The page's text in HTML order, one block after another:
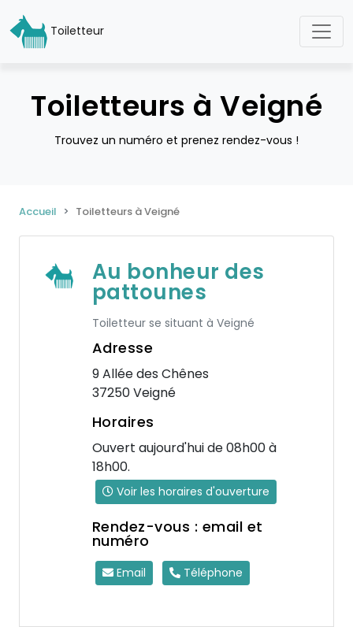
Toiletteur
Toiletteurs à Veigné
Trouvez un numéro et prenez rendez-vous !
Accueil Toiletteurs à Veigné
Au bonheur des
pattounes
Toiletteur se situant à Veigné
Adresse
9 Allée des Chênes
37250 Veigné
Horaires
Ouvert aujourd'hui de 08h00 à
18h00.
Voir les horaires d'ouverture
Rendez-vous : email et
numéro
Email Téléphone